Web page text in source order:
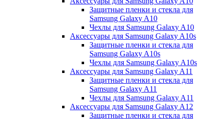
Защитные пленки и стекла для
Samsung Galaxy A10
Чехлы для Samsung Galaxy A10
Аксессуары для Samsung Galaxy A10s
Защитные пленки и стекла для
Samsung Galaxy A10s
Чехлы для Samsung Galaxy A10s
Аксессуары для Samsung Galaxy A11
Защитные пленки и стекла для
Samsung Galaxy A11
Чехлы для Samsung Galaxy A11
Аксессуары для Samsung Galaxy A12
Защитные пленки и стекла для